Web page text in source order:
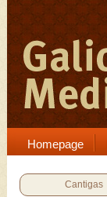
Homepage
Cantigas